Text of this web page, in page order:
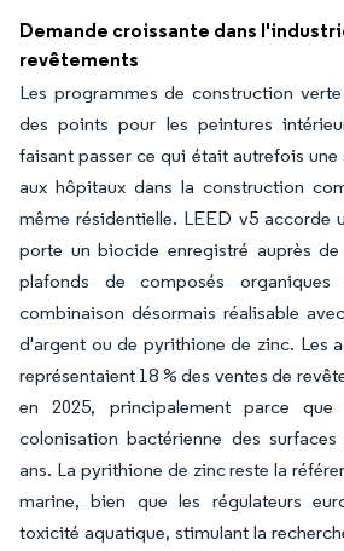
Demande croissante dans
revêtements
Les programmes de construction
des points pour les peintures
faisant passer ce qui était autrefois
aux hôpitaux dans la construction
même résidentielle. LEED v5 accorde
porte un biocide enregistré auprès
plafonds de composés
combinaison désormais réalisable
d'argent ou de pyrithione de zinc. Les
représentaient 18 % des ventes de
en 2025, principalement parce
colonisation bactérienne des
ans. La pyrithione de zinc reste la
marine, bien que les régulateurs
toxicité aquatique, stimulant la